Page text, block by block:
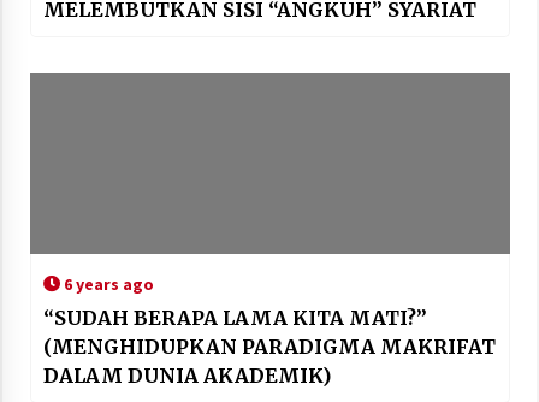
MELEMBUTKAN SISI “ANGKUH” SYARIAT
6 years ago
“SUDAH BERAPA LAMA KITA MATI?”
(MENGHIDUPKAN PARADIGMA MAKRIFAT
DALAM DUNIA AKADEMIK)